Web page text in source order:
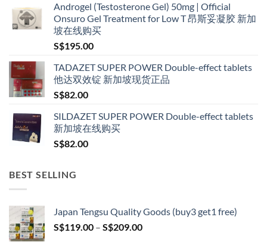
S$160.00
through
Androgel (Testosterone Gel) 50mg | Official
Onsuro Gel Treatment for Low T 昂斯妥凝胶 新加
坡在线购买
S$195.00
TADAZET SUPER POWER Double-effect tablets
他达双效锭 新加坡现货正品
S$82.00
SILDAZET SUPER POWER Double-effect tablets
新加坡在线购买
S$82.00
BEST SELLING
Japan Tengsu Quality Goods (buy3 get1 free)
S$119.00 – S$209.00Price